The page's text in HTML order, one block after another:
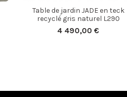
Table de jardin JADE en teck
recyclé gris naturel L290
4 490,00 €